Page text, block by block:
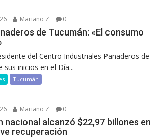
Mariano Z 0
de Tucumán: «El consumo
del Centro Industriales Panaderos de
sus inicios en el Día...
Tucumán
Mariano Z 0
nacional alcanzó $22,97 billones en
recuperación